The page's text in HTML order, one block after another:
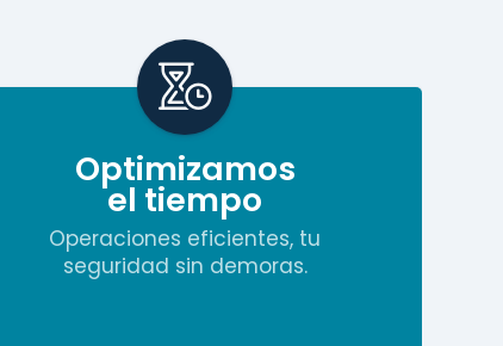
Optimizamos
el tiempo
Operaciones eficientes, tu
seguridad sin demoras.